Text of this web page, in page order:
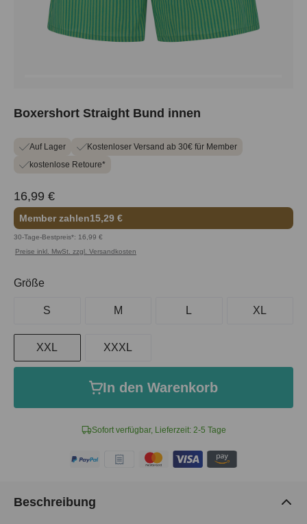
Boxershort Straight Bund innen
Auf Lager
Kostenloser Versand ab 30€ für Member
kostenlose Retoure*
16,99 €
Member zahlen15,29 €
30-Tage-Bestpreis*: 16,99 €
Preise inkl. MwSt. zzgl. Versandkosten
Sofort verfügbar, Lieferzeit: 2-5 Tage
Größe
S M L XL
XXL XXXL
In den Warenkorb
Beschreibung